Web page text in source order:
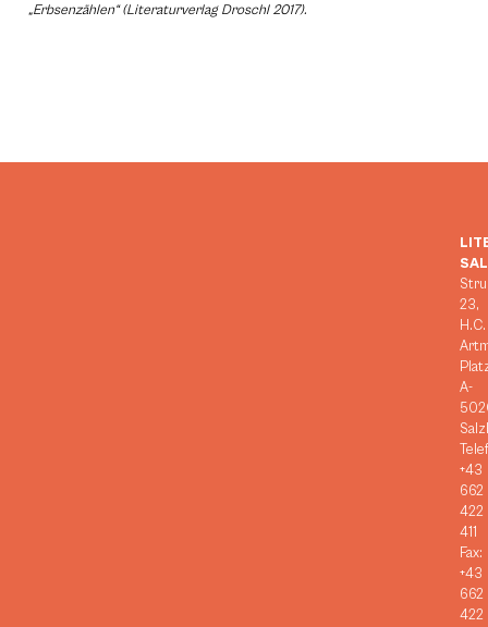
„Erbsenzählen“ (Literaturverlag Droschl 2017).
23,
H.C.
A-
+43
662
422
411
Fax:
+43
662
422